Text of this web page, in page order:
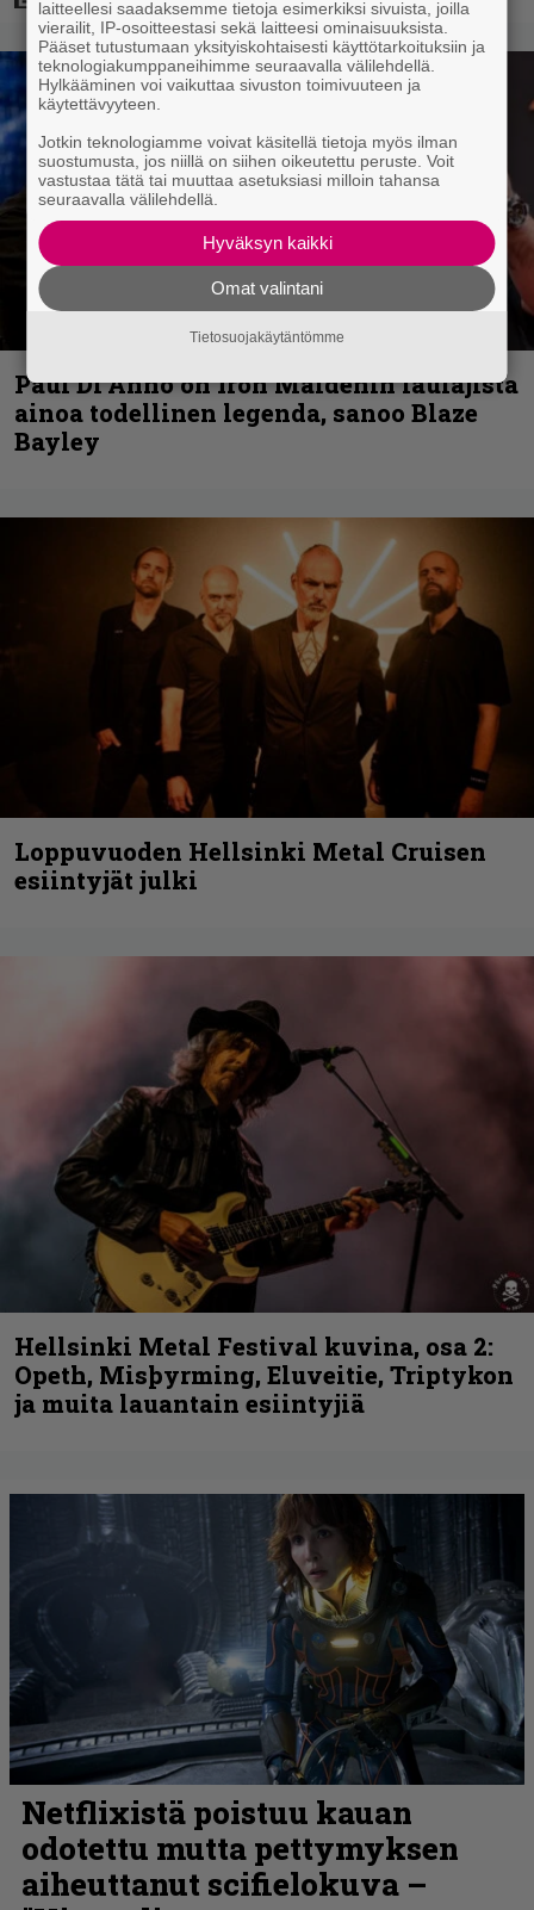
Paul Di’Anno on Iron Maidenin laulajista
ainoa todellinen legenda, sanoo Blaze
Bayley
Loppuvuoden Hellsinki Metal Cruisen
esiintyjät julki
Hellsinki Metal Festival kuvina, osa 2:
Opeth, Misþyrming, Eluveitie, Triptykon
ja muita lauantain esiintyjiä
laitteellesi saadaksemme tietoja esimerkiksi sivuista, joilla
vierailit, IP-osoitteestasi sekä laitteesi ominaisuuksista.
Pääset tutustumaan yksityiskohtaisesti käyttötarkoituksiin ja
teknologiakumppaneihimme seuraavalla välilehdellä.
Hylkääminen voi vaikuttaa sivuston toimivuuteen ja
käytettävyyteen.
Jotkin teknologiamme voivat käsitellä tietoja myös ilman
suostumusta, jos niillä on siihen oikeutettu peruste. Voit
vastustaa tätä tai muuttaa asetuksiasi milloin tahansa
seuraavalla välilehdellä.
Hyväksyn kaikki
Omat valintani
Tietosuojakäytäntömme